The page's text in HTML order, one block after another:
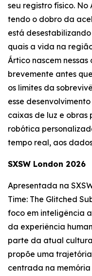
seu registro físico.
tendo o dobro da
está
quais a vida na
Ártico nascem
brevemente antes
os limites da
esse
caixas de luz e
robótica
tempo real, aos
SXSW London 2026
Apresentada na
Time: The Glitched
foco em inteligência
da experiência
parte da atual
propõe uma
centrada na